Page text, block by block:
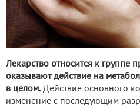
Лекарство относится к группе
оказывают действие на
в целом. Действие основного
изменение с последующим